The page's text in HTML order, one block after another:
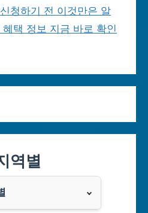
청하기 전 이것만은 알
택 정보 지금 바로 확인
역별